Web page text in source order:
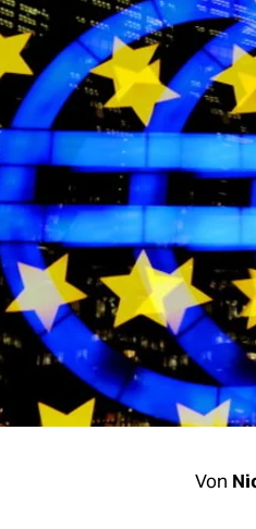
nord
wahrheit
verlag
verlag
veranstaltungen
shop
fragen & hilfe
unterstützen
genossenschaft
Von